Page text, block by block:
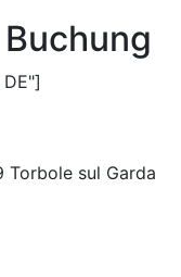
Torbole sul Garda